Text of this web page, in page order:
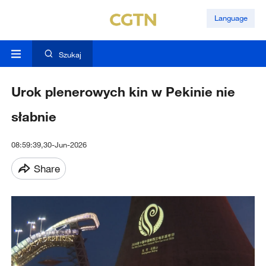
Language
Szukaj
Urok plenerowych kin w Pekinie nie
słabnie
08:59:39,30-Jun-2026
Share